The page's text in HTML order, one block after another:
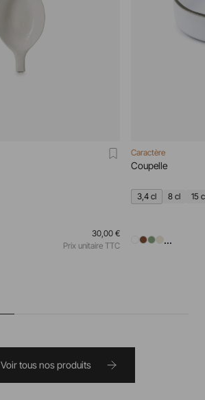
30,00 €
Prix unitaire TTC
Caractère
Coupelle
3,4 cl 8 cl 15
...
Voir tous nos produits